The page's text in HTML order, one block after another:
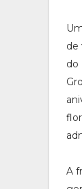
de
do
A